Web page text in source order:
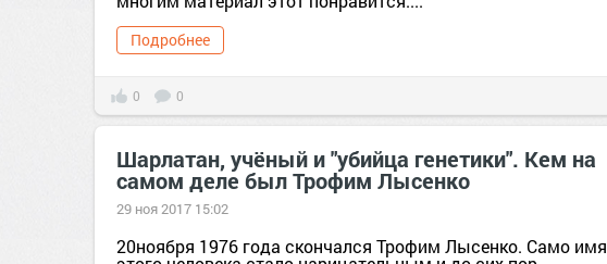
Подробнее
0 0
Шарлатан, учёный и "убийца генетики". Кем на
самом деле был Трофим Лысенко
29 ноя 2017 15:02
20ноября 1976 года скончался Трофим Лысенко. Само имя